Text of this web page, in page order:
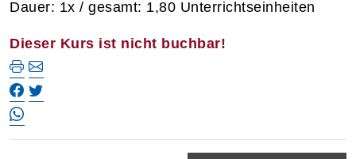
Dauer: 1x / gesamt: 1,80 Unterrichtseinheiten
Dieser Kurs ist nicht buchbar!